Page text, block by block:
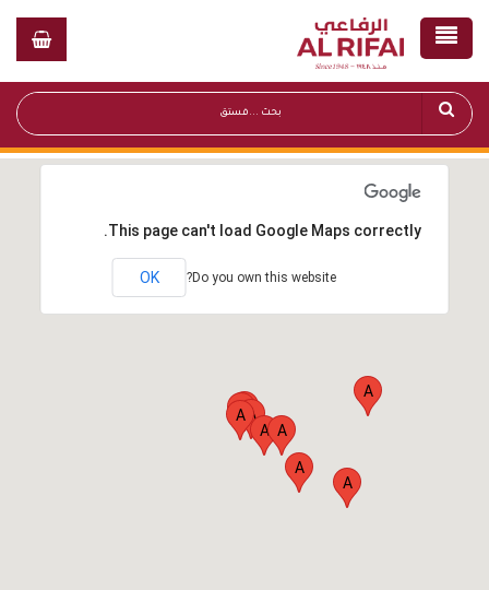
A
A
A
A
A
A
A A
A
This page can't load Google Maps correctly.
Do you own this website?
OK